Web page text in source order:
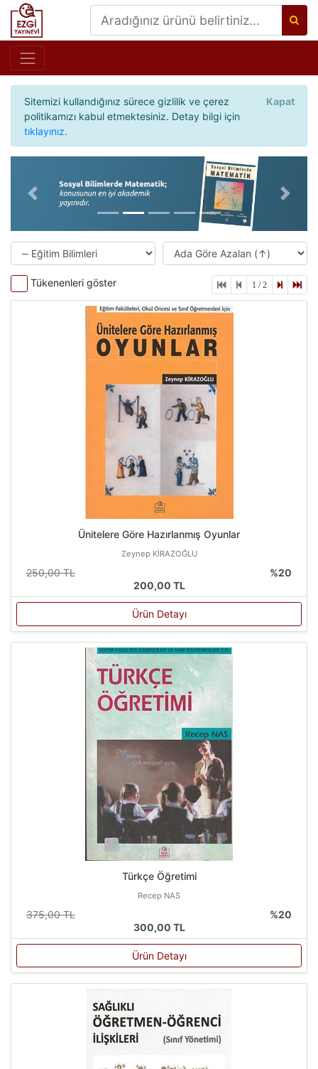
Sitemizi kullandığınız sürece gizlilik ve çerez
politikamızı kabul etmektesiniz. Detay bilgi için
tıklayınız.
Kapat
Önceki
Tükenenleri göster 1 / 2
Ünitelere Göre Hazırlanmış Oyunlar
Zeynep KİRAZOĞLU
250,00 TL
%20
200,00 TL
Ürün Detayı
Türkçe Öğretimi
Recep NAS
375,00 TL
%20
300,00 TL
Ürün Detayı